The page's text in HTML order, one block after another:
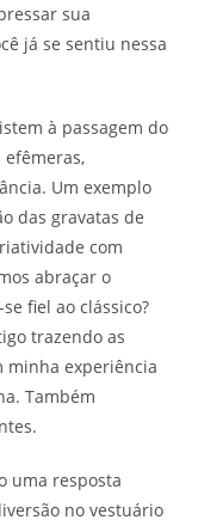
sua
já se sentiu nessa
à passagem do
Um exemplo
das gravatas de
com
abraçar o
fiel ao clássico?
trazendo as
minha experiência
Também
uma resposta
no vestuário